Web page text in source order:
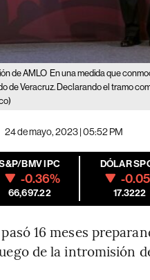
de AMLO En una medida que
de Veracruz. Declarando el tramo
24 de mayo, 2023 | 05:52 PM
BMV IPC
-0.36%
66,697.22
DÓLAR
-
17.3222
16 meses
de la intromisión